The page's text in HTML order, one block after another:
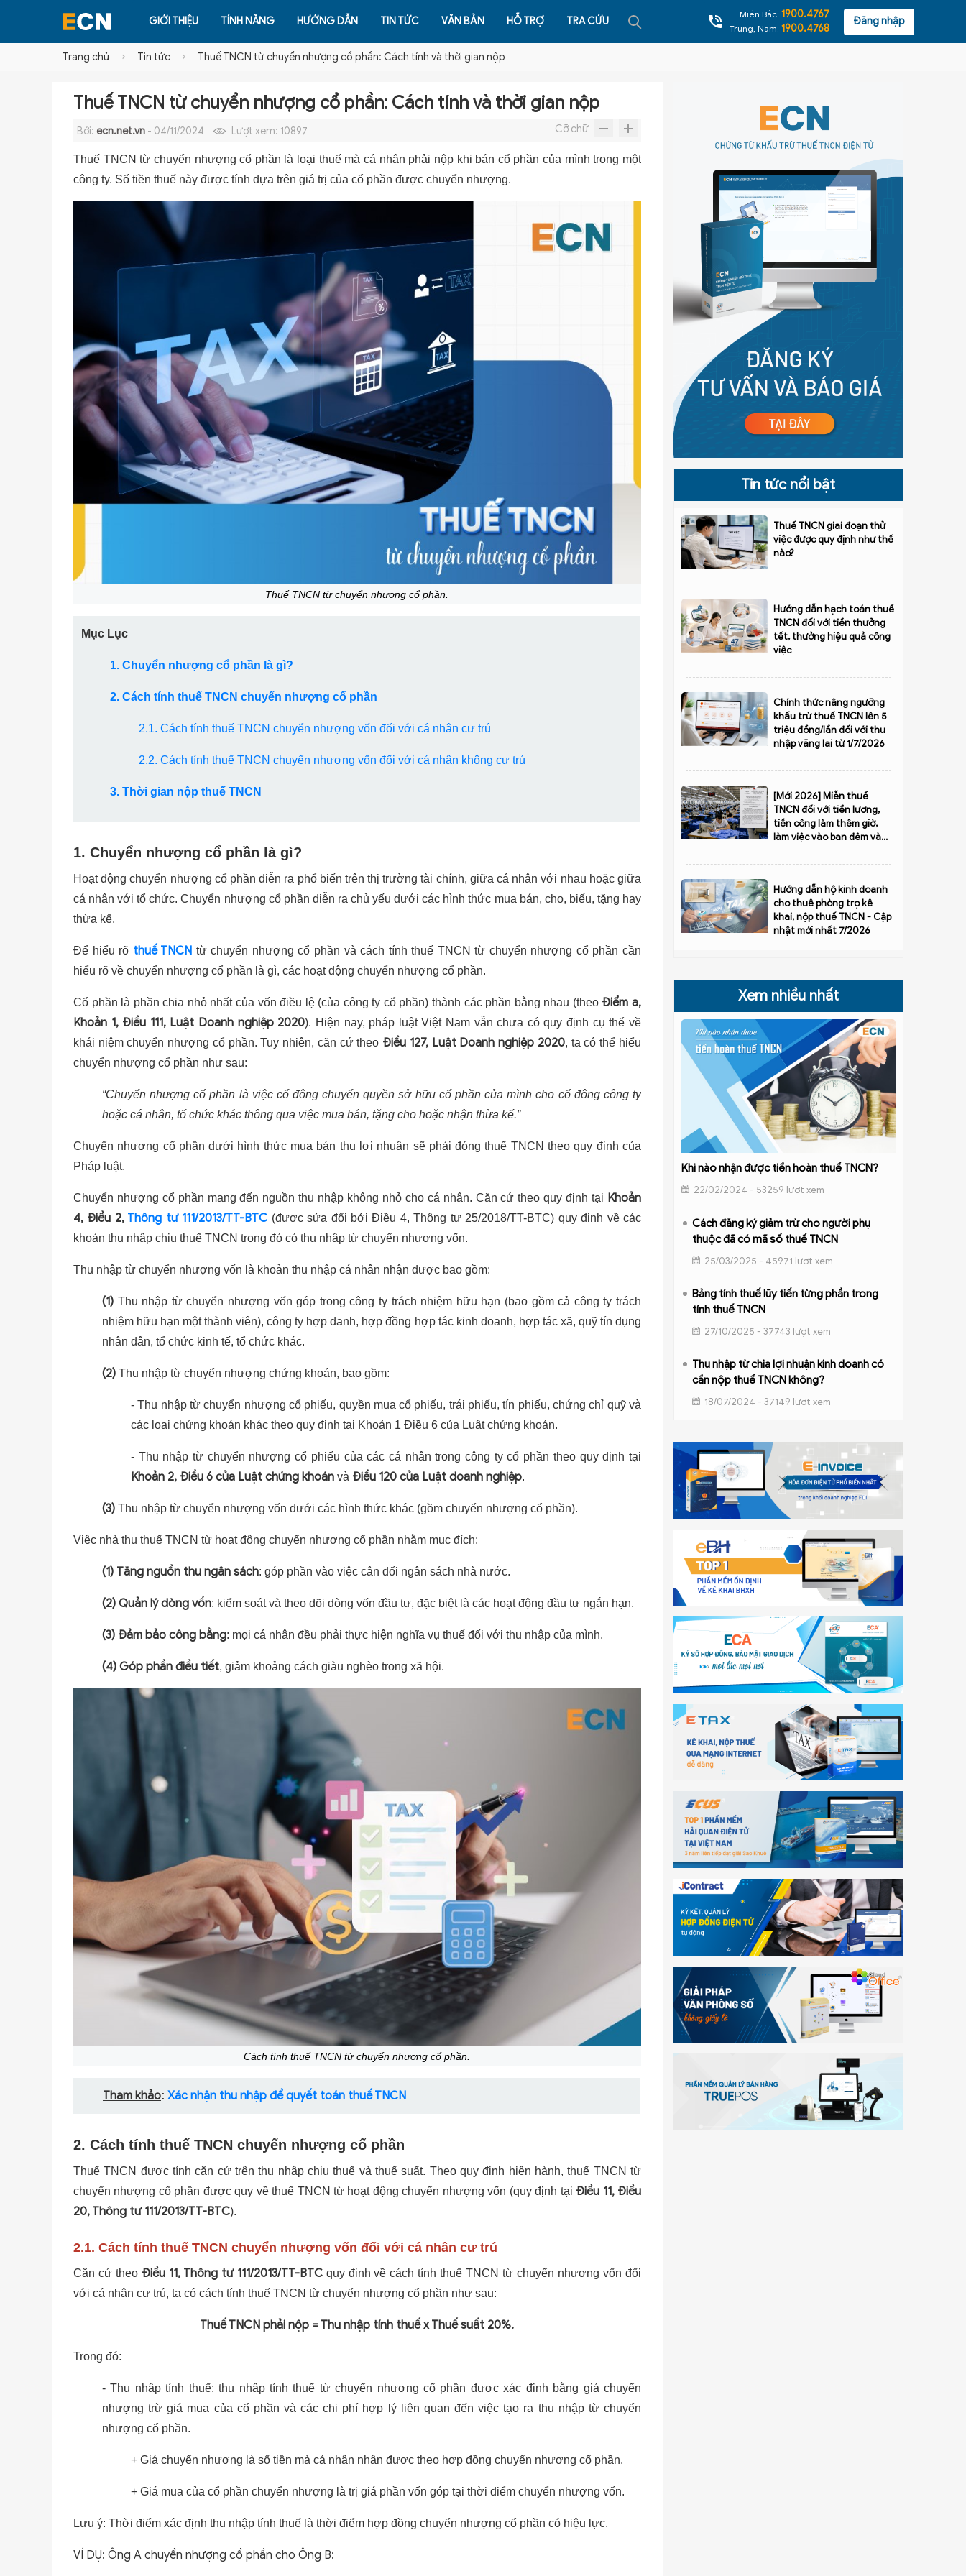
GIỚI THIỆU TÍNH NĂNG HƯỚNG DẪN TIN TỨC VĂN BẢN HỖ TRỢ TRA CỨU
Miền Bắc: 1900.4767
Trung, Nam: 1900.4768
Đăng nhập
Trang chủ Tin tức Thuế TNCN từ chuyển nhượng cổ phần: Cách tính và thời gian nộp
Thuế TNCN từ chuyển nhượng cổ phần: Cách tính và thời gian nộp
Bởi: ecn.net.vn - 04/11/2024 Lượt xem: 10897 Cỡ chữ
Thuế TNCN từ chuyển nhượng cổ phần là loại thuế mà cá nhân phải nộp khi bán cổ phần của mình trong một
công ty. Số tiền thuế này được tính dựa trên giá trị của cổ phần được chuyển nhượng.
Thuế TNCN từ chuyển nhượng cổ phần.
Mục Lục
1. Chuyển nhượng cổ phần là gì?
2. Cách tính thuế TNCN chuyển nhượng cổ phần
2.1. Cách tính thuế TNCN chuyển nhượng vốn đối với cá nhân cư trú
2.2. Cách tính thuế TNCN chuyển nhượng vốn đối với cá nhân không cư trú
3. Thời gian nộp thuế TNCN
1. Chuyển nhượng cổ phần là gì?
Hoạt động chuyển nhượng cổ phần diễn ra phổ biến trên thị trường tài chính, giữa cá nhân với nhau hoặc giữa
cá nhân với tổ chức. Chuyển nhượng cổ phần diễn ra chủ yếu dưới các hình thức mua bán, cho, biếu, tặng hay
thừa kế.
Để hiểu rõ thuế TNCN từ chuyển nhượng cổ phần và cách tính thuế TNCN từ chuyển nhượng cổ phần cần
hiểu rõ về chuyển nhượng cổ phần là gì, các hoạt động chuyển nhượng cổ phần.
Cổ phần là phần chia nhỏ nhất của vốn điều lệ (của công ty cổ phần) thành các phần bằng nhau (theo Điểm a,
Khoản 1, Điều 111, Luật Doanh nghiệp 2020). Hiện nay, pháp luật Việt Nam vẫn chưa có quy định cụ thể về
khái niệm chuyển nhượng cổ phần. Tuy nhiên, căn cứ theo Điều 127, Luật Doanh nghiệp 2020, ta có thể hiểu
chuyển nhượng cổ phần như sau:
“Chuyển nhượng cổ phần là việc cổ đông chuyển quyền sở hữu cổ phần của mình cho cổ đông công ty
hoặc cá nhân, tổ chức khác thông qua việc mua bán, tặng cho hoặc nhận thừa kế.”
Chuyển nhượng cổ phần dưới hình thức mua bán thu lợi nhuận sẽ phải đóng thuế TNCN theo quy định của
Pháp luật.
Chuyển nhượng cổ phần mang đến nguồn thu nhập không nhỏ cho cá nhân. Căn cứ theo quy định tại Khoản
4, Điều 2, Thông tư 111/2013/TT-BTC (được sửa đổi bởi Điều 4, Thông tư 25/2018/TT-BTC) quy định về các
khoản thu nhập chịu thuế TNCN trong đó có thu nhập từ chuyển nhượng vốn.
Thu nhập từ chuyển nhượng vốn là khoản thu nhập cá nhân nhận được bao gồm:
(1) Thu nhập từ chuyển nhượng vốn góp trong công ty trách nhiệm hữu hạn (bao gồm cả công ty trách
nhiệm hữu hạn một thành viên), công ty hợp danh, hợp đồng hợp tác kinh doanh, hợp tác xã, quỹ tín dụng
nhân dân, tổ chức kinh tế, tổ chức khác.
(2) Thu nhập từ chuyển nhượng chứng khoán, bao gồm:
- Thu nhập từ chuyển nhượng cổ phiếu, quyền mua cổ phiếu, trái phiếu, tín phiếu, chứng chỉ quỹ và
các loại chứng khoán khác theo quy định tại Khoản 1 Điều 6 của Luật chứng khoán.
- Thu nhập từ chuyển nhượng cổ phiếu của các cá nhân trong công ty cổ phần theo quy định tại
Khoản 2, Điều 6 của Luật chứng khoán và Điều 120 của Luật doanh nghiệp.
(3) Thu nhập từ chuyển nhượng vốn dưới các hình thức khác (gồm chuyển nhượng cổ phần).
Việc nhà thu thuế TNCN từ hoạt động chuyển nhượng cổ phần nhằm mục đích:
(1) Tăng nguồn thu ngân sách: góp phần vào việc cân đối ngân sách nhà nước.
(2) Quản lý dòng vốn: kiểm soát và theo dõi dòng vốn đầu tư, đặc biệt là các hoạt động đầu tư ngắn hạn.
(3) Đảm bảo công bằng: mọi cá nhân đều phải thực hiện nghĩa vụ thuế đối với thu nhập của mình.
(4) Góp phần điều tiết, giảm khoảng cách giàu nghèo trong xã hội.
Cách tính thuế TNCN từ chuyển nhượng cổ phần.
Tham khảo: Xác nhận thu nhập để quyết toán thuế TNCN
2. Cách tính thuế TNCN chuyển nhượng cổ phần
Thuế TNCN được tính căn cứ trên thu nhập chịu thuế và thuế suất. Theo quy định hiện hành, thuế TNCN từ
chuyển nhượng cổ phần được quy về thuế TNCN từ hoạt động chuyển nhượng vốn (quy định tại Điều 11, Điều
20, Thông tư 111/2013/TT-BTC).
2.1. Cách tính thuế TNCN chuyển nhượng vốn đối với cá nhân cư trú
Căn cứ theo Điều 11, Thông tư 111/2013/TT-BTCquy định về cách tính thuế TNCN từ chuyển nhượng vốn đối
với cá nhân cư trú, ta có cách tính thuế TNCN từ chuyển nhượng cổ phần như sau:
Thuế TNCN phải nộp = Thu nhập tính thuế x Thuế suất 20%.
Trong đó:
- Thu nhập tính thuế: thu nhập tính thuế từ chuyển nhượng cổ phần được xác định bằng giá chuyển
nhượng trừ giá mua của cổ phần và các chi phí hợp lý liên quan đến việc tạo ra thu nhập từ chuyển
nhượng cổ phần.
+ Giá chuyển nhượng là số tiền mà cá nhân nhận được theo hợp đồng chuyển nhượng cổ phần.
+ Giá mua của cổ phần chuyển nhượng là trị giá phần vốn góp tại thời điểm chuyển nhượng vốn.
Lưu ý: Thời điểm xác định thu nhập tính thuế là thời điểm hợp đồng chuyển nhượng cổ phần có hiệu lực.
VÍ DỤ: Ông A chuyển nhượng cổ phần cho Ông B:
Tin tức nổi bật
Thuế TNCN giai đoạn thử
việc được quy định như thế
nào?
Hướng dẫn hạch toán thuế
TNCN đối với tiền thưởng
tết, thưởng hiệu quả công
việc
Chính thức nâng ngưỡng
khấu trừ thuế TNCN lên 5
triệu đồng/lần đối với thu
nhập vãng lai từ 1/7/2026
[Mới 2026] Miễn thuế
TNCN đối với tiền lương,
tiền công làm thêm giờ,
làm việc vào ban đêm và
nghỉ phép
Hướng dẫn hộ kinh doanh
cho thuê phòng trọ kê
khai, nộp thuế TNCN - Cập
nhật mới nhất 7/2026
Xem nhiều nhất
Khi nào nhận được tiền hoàn thuế TNCN?
22/02/2024 - 53259 lượt xem
Cách đăng ký giảm trừ cho người phụ
thuộc đã có mã số thuế TNCN
25/03/2025 - 45971 lượt xem
Bảng tính thuế lũy tiến từng phần trong
tính thuế TNCN
27/10/2025 - 37743 lượt xem
Thu nhập từ chia lợi nhuận kinh doanh có
cần nộp thuế TNCN không?
18/07/2024 - 37149 lượt xem